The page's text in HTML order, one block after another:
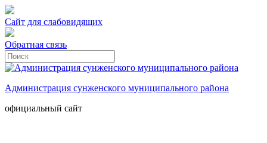
Сайт для слабовидящих
Обратная связь
Администрация сунженского муниципального района
официальный сайт